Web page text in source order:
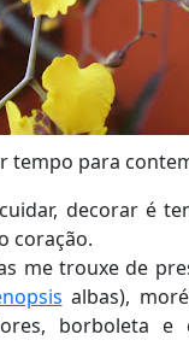
tempo para
decorar é
coração.
me trouxe de
albas),
borboleta e